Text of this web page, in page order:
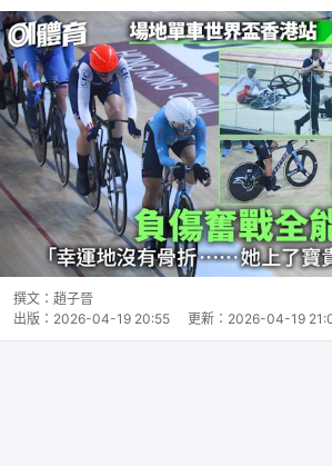
撰文： 趙子晉
出版： 2026-04-19 20:55 更新： 2026-04-19